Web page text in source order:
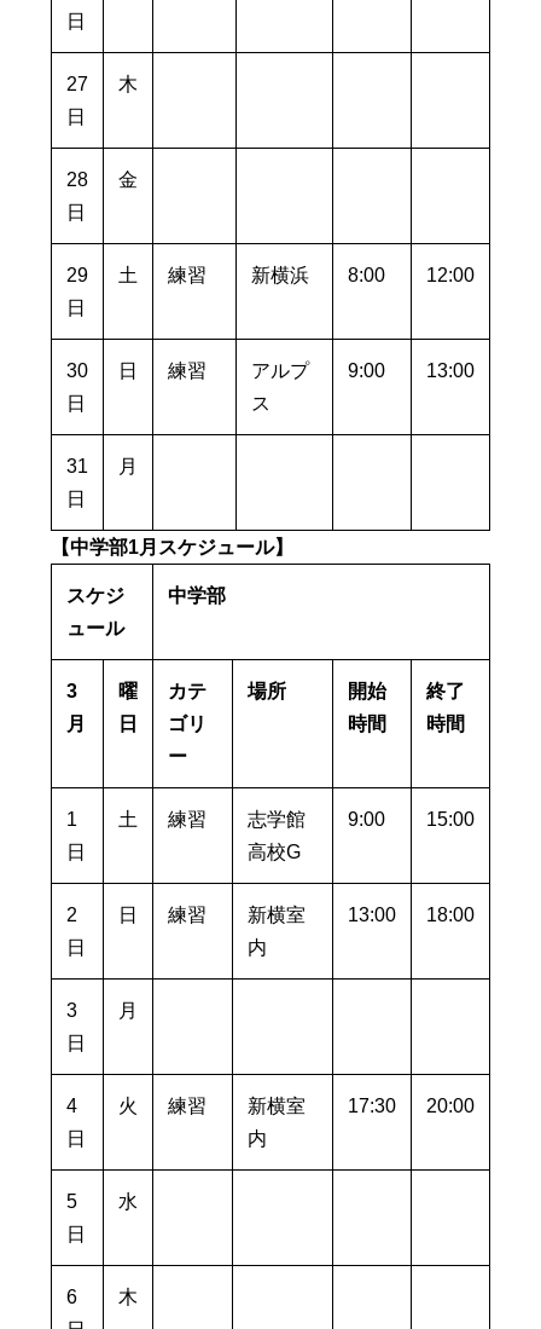
日
27
日
木
28
日
金
29
日
土 練習 新横浜 8:00 12:00
30
日
日 練習
アルプ
ス
9:00 13:00
31
日
月
【中学部1月スケジュール】
スケジ
ュール
中学部
3
月
曜
日
カテ
ゴリ
ー
場所
開始
時間
終了
時間
1
日
土 練習
志学館
高校G
9:00 15:00
2
日
日 練習
新横室
内
13:00 18:00
3
日
月
4
日
火 練習
新横室
内
17:30 20:00
5
日
水
6
木